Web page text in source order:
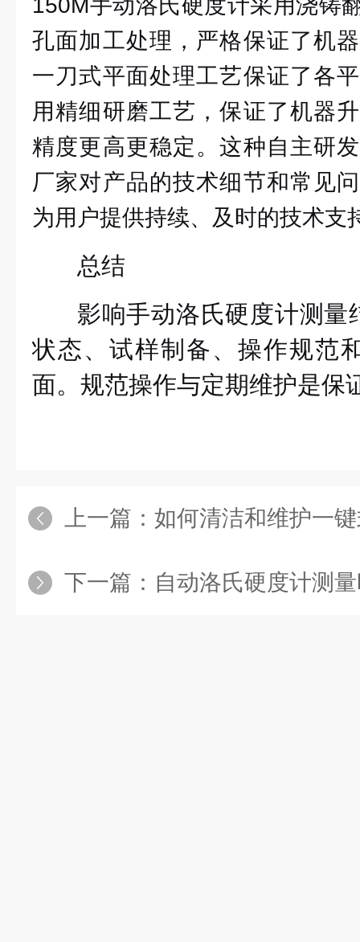
150M手动洛氏硬度计采用浇铸
孔面加工处理，严格保证了机
一刀式平面处理工艺保证了各
用精细研磨工艺，保证了机器
精度更高更稳定。这种自主研
厂家对产品的技术细节和常见
为用户提供持续、及时的技术支
总结
影响手动洛氏硬度计测量
状态、试样制备、操作规范
面。规范操作与定期维护是保
上一篇： 如何清洁和维护一
下一篇： 自动洛氏硬度计测